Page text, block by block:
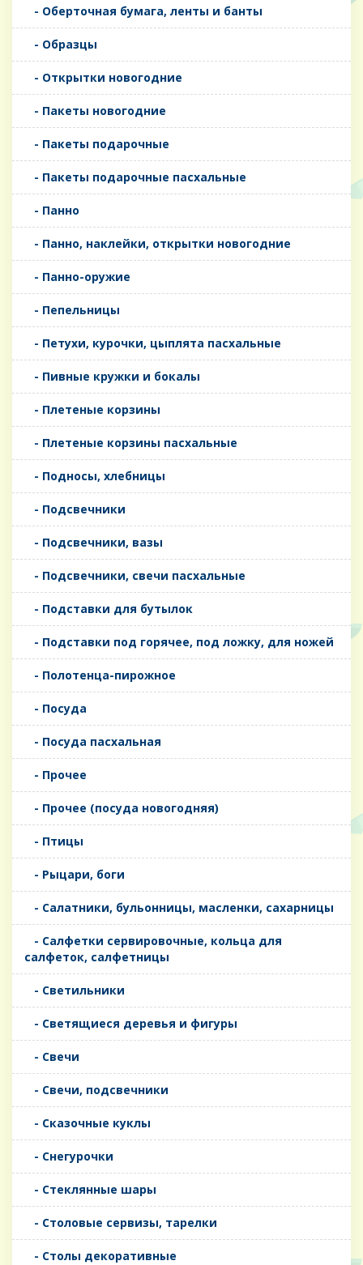
- Оберточная бумага, ленты и банты
- Образцы
- Открытки новогодние
- Пакеты новогодние
- Пакеты подарочные
- Пакеты подарочные пасхальные
- Панно
- Панно, наклейки, открытки новогодние
- Панно-оружие
- Пепельницы
- Петухи, курочки, цыплята пасхальные
- Пивные кружки и бокалы
- Плетеные корзины
- Плетеные корзины пасхальные
- Подносы, хлебницы
- Подсвечники
- Подсвечники, вазы
- Подсвечники, свечи пасхальные
- Подставки для бутылок
- Подставки под горячее, под ложку, для ножей
- Полотенца-пирожное
- Посуда
- Посуда пасхальная
- Прочее
- Прочее (посуда новогодняя)
- Птицы
- Рыцари, боги
- Салатники, бульонницы, масленки, сахарницы
- Салфетки сервировочные, кольца для
салфеток, салфетницы
- Светильники
- Светящиеся деревья и фигуры
- Свечи
- Свечи, подсвечники
- Сказочные куклы
- Снегурочки
- Стеклянные шары
- Столовые сервизы, тарелки
- Столы декоративные